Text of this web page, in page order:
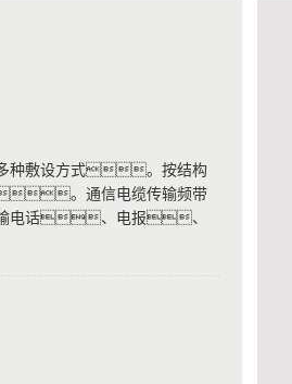
种敷设方式。按结构
。通信电缆传输频带
电话、电报、